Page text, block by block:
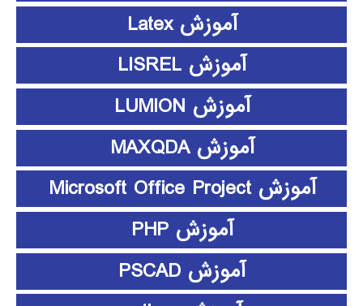
آموزش Latex
آموزش LISREL
آموزش LUMION
آموزش MAXQDA
آموزش Microsoft Office Project
آموزش PHP
آموزش PSCAD